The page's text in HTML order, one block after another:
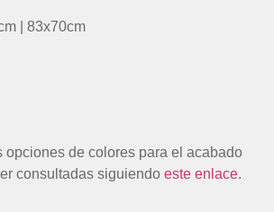
| 83x70cm
opciones de colores para el acabado
consultadas siguiendo este enlace.